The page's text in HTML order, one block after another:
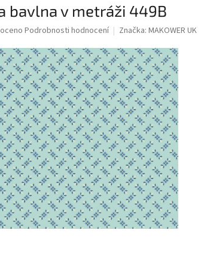
bavlna v metráži 449B
Podrobnosti hodnocení Značka: MAKOWER UK